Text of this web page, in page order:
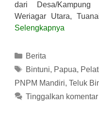
dari Desa/Kampung
Weriagar Utara,
Selengkapnya
Kategori
Berita
Tag
Bintuni, Papua,
PNPM Mandiri, Teluk
Tinggalkan komentar